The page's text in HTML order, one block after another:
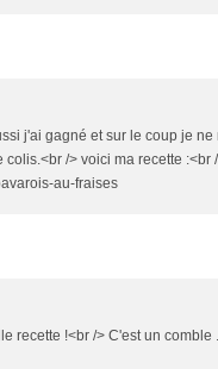
j'ai gagné et sur le coup je
/> voici ma recette :<br
au-fraises
recette !<br /> C'est un comble